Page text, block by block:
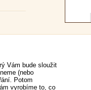
Vám bude sloužit
(nebo
Potom
vyrobíme to, co